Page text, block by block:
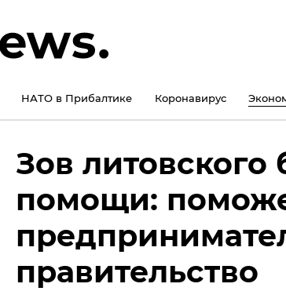
НАТО в Прибалтике Коронавирус
Зов литовского
помощи:
правительство